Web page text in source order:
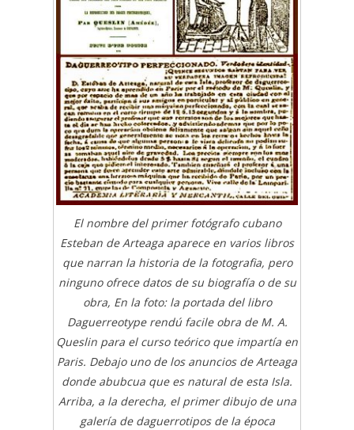
El nombre del primer fotógrafo cubano
Esteban de Arteaga aparece en varios libros
que narran la historia de la fotografia, pero
ninguno ofrece datos de su biografía o de su
obra, En la foto: la portada del libro
Daguerreotype rendú facile obra de M. A.
Queslin para el curso teórico que impartía en
Paris. Debajo uno de los anuncios de Arteaga
donde abubcua que es natural de esta Isla.
Arriba, a la derecha, el primer dibujo de una
galería de daguerrotipos de la época